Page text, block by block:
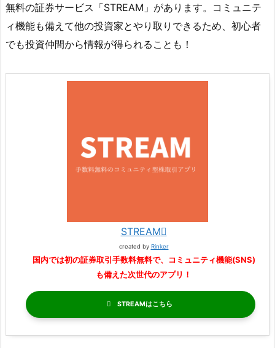
無料の証券サービス「STREAM」があります。コミュニテ
ィ機能も備えて他の投資家とやり取りできるため、初心者
でも投資仲間から情報が得られることも！
STREAM
created by Rinker
国内では初の証券取引手数料無料で、コミュニティ機能(SNS)
も備えた次世代のアプリ！
STREAM